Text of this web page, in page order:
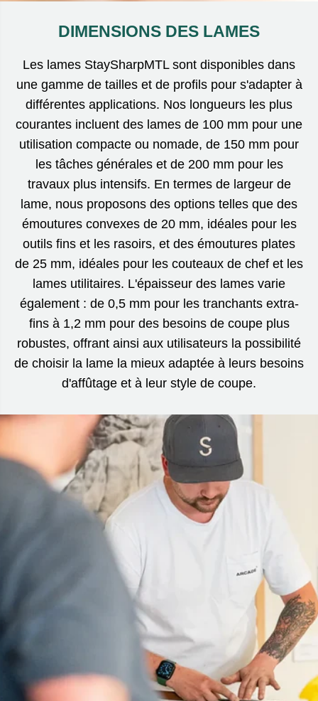
DIMENSIONS DES LAMES
Les lames StaySharpMTL sont disponibles dans
une gamme de tailles et de profils pour s'adapter à
différentes applications. Nos longueurs les plus
courantes incluent des lames de 100 mm pour une
utilisation compacte ou nomade, de 150 mm pour
les tâches générales et de 200 mm pour les
travaux plus intensifs. En termes de largeur de
lame, nous proposons des options telles que des
émoutures convexes de 20 mm, idéales pour les
outils fins et les rasoirs, et des émoutures plates
de 25 mm, idéales pour les couteaux de chef et les
lames utilitaires. L'épaisseur des lames varie
également : de 0,5 mm pour les tranchants extra-
fins à 1,2 mm pour des besoins de coupe plus
robustes, offrant ainsi aux utilisateurs la possibilité
de choisir la lame la mieux adaptée à leurs besoins
d'affûtage et à leur style de coupe.